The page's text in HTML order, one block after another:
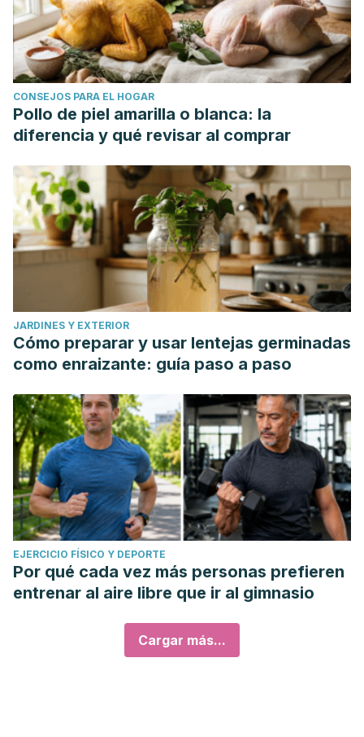
CONSEJOS PARA EL HOGAR
Pollo de piel amarilla o blanca: la
diferencia y qué revisar al comprar
JARDINES Y EXTERIOR
Cómo preparar y usar lentejas germinadas
como enraizante: guía paso a paso
EJERCICIO FÍSICO Y DEPORTE
Por qué cada vez más personas prefieren
entrenar al aire libre que ir al gimnasio
Cargar más...